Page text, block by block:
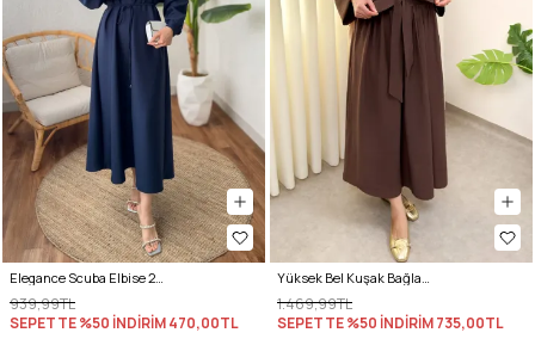
Elegance Scuba Elbise 2211 - LACİVERT
939,99TL
SEPETTE %50 İNDİRİM470,00TL
Yüksek Bel Kuşak Bağlamalı Uzun Elbise 0048 - KAHVERENGİ
1.469,99TL
SEPETTE %50 İNDİRİM735,00TL